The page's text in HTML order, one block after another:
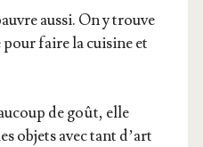
aus­si. On y trouve
faire la cui­sine et
de goût, elle
objets avec tant d’art